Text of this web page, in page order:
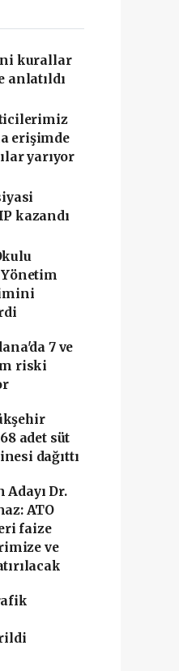
kurallar
anlatıldı
erişimde
yarıyor
kazandı
7 ve
riski
adet süt
dağıttı
Adayı Dr.
ATO
faize
ve